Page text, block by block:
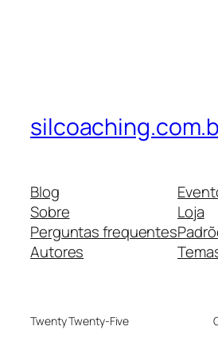
Blog
Sobre
Perguntas frequentes
Autores
Loja
Twenty Twenty-Five